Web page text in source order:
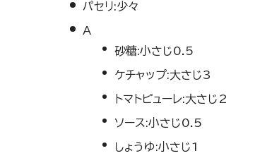
パセリ:少々
A
砂糖:小さじ0.5
ケチャップ:大さじ3
トマトピューレ:大さじ2
ソース:小さじ0.5
しょうゆ:小さじ1